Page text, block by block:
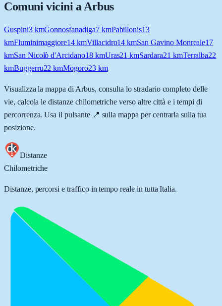
Comuni vicini aArbus
Guspini3kmGonnosfanadiga7kmPabillonis13
kmFluminimaggiore14 kmVillacidro14 kmSan Gavino Monreale17
kmSan Nicolò d'Arcidano18kmUras21 kmSardara21 kmTerralba22
kmBuggerru22 kmMogoro23km
Visualizza la mappa di Arbus, consulta lo stradario completo delle
vie, calcola le distanze chilometriche verso altre città e i tempi di
percorrenza. Usa il pulsante 📍 sulla mappa per centrarla sulla tua
posizione.
Distanze
Chilometriche
Distanze, percorsi e traffico in tempo reale in tutta Italia.